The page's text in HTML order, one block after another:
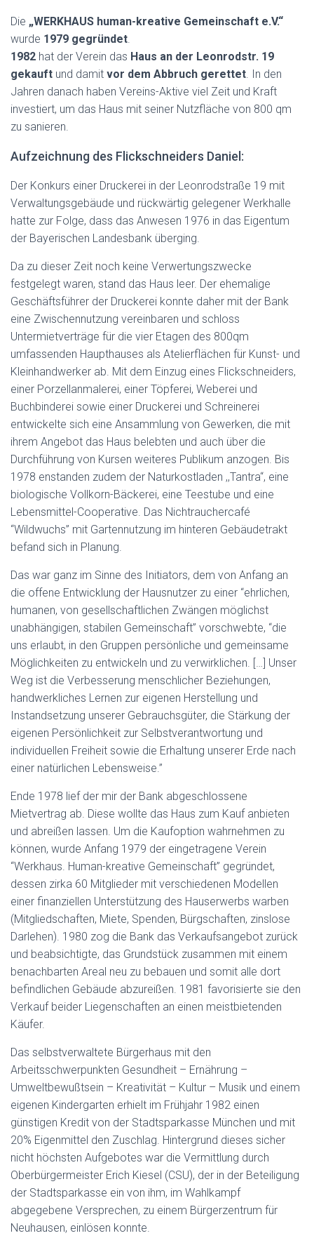
Die „WERKHAUS human-kreative Gemeinschaft e.V.“
wurde 1979 gegründet.
1982 hat der Verein das Haus an der Leonrodstr. 19
gekauft und damit vor dem Abbruch gerettet. In den
Jahren danach haben Vereins-Aktive viel Zeit und Kraft
investiert, um das Haus mit seiner Nutzfläche von 800 qm
zu sanieren.
Aufzeichnung des Flickschneiders Daniel:
Der Konkurs einer Druckerei in der Leonrodstraße 19 mit
Verwaltungsgebäude und rückwärtig gelegener Werkhalle
hatte zur Folge, dass das Anwesen 1976 in das Eigentum
der Bayerischen Landesbank überging.
Da zu dieser Zeit noch keine Verwertungszwecke
festgelegt waren, stand das Haus leer. Der ehemalige
Geschäftsführer der Druckerei konnte daher mit der Bank
eine Zwischennutzung vereinbaren und schloss
Untermietverträge für die vier Etagen des 800qm
umfassenden Haupthauses als Atelierflächen für Kunst- und
Kleinhandwerker ab. Mit dem Einzug eines Flickschneiders,
einer Porzellanmalerei, einer Töpferei, Weberei und
Buchbinderei sowie einer Druckerei und Schreinerei
entwickelte sich eine Ansammlung von Gewerken, die mit
ihrem Angebot das Haus belebten und auch über die
Durchführung von Kursen weiteres Publikum anzogen. Bis
1978 enstanden zudem der Naturkostladen ,,Tantra“, eine
biologische Vollkorn­-Bäckerei, eine Teestube und eine
Lebensmittel-Cooperative. Das Nichtrauchercafé
“Wildwuchs” mit Gartennutzung im hinteren Gebäudetrakt
befand sich in Planung.
Das war ganz im Sinne des Initiators, dem von Anfang an
die offene Entwicklung der Hausnutzer zu einer “ehrlichen,
humanen, von gesellschaftlichen Zwängen möglichst
unabhängigen, stabilen Gemeinschaft” vorschwebte, “die
uns erlaubt, in den Gruppen persönliche und gemeinsame
Möglichkeiten zu entwickeln und zu verwirklichen. […] Unser
Weg ist die Verbesserung menschlicher Beziehungen,
handwerkliches Lernen zur eigenen Herstellung und
Instandsetzung unserer Gebrauchsgüter, die Stärkung der
eigenen Persönlichkeit zur Selbstverantwortung und
individuellen Freiheit sowie die Erhaltung unserer Erde nach
einer natürlichen Lebensweise.”
Ende 1978 lief der mir der Bank abgeschlossene
Mietvertrag ab. Diese wollte das Haus zum Kauf anbieten
und abreißen lassen. Um die Kaufoption wahrnehmen zu
können, wurde Anfang 1979 der eingetragene Verein
“Werkhaus. Human-kreative Gemeinschaft” gegründet,
dessen zirka 60 Mitglieder mit verschiedenen Modellen
einer finanziellen Unterstützung des Hauserwerbs warben
(Mitgliedschaften, Miete, Spenden, Bürgschaften, zinslose
Darlehen). 1980 zog die Bank das Verkaufsangebot zurück
und beabsichtigte, das Grundstück zusammen mit einem
benachbarten Areal neu zu bebauen und somit alle dort
befindlichen Gebäude abzureißen. 1981 favorisierte sie den
Verkauf beider Liegenschaften an einen meistbietenden
Käufer.
Das selbstverwaltete Bürgerhaus mit den
Arbeitsschwerpunkten Gesundheit – Ernährung –
Umweltbewußtsein – Kreativität – Kultur – Musik und einem
eigenen Kindergarten erhielt im Frühjahr 1982 einen
günstigen Kredit von der Stadtsparkasse München und mit
20% Eigenmittel den Zuschlag. Hintergrund dieses sicher
nicht höchsten Aufgebotes war die Vermittlung durch
Oberbürgermeister Erich Kiesel (CSU), der in der Beteiligung
der Stadtsparkasse ein von ihm, im Wahlkampf
abgegebene Versprechen, zu einem Bürgerzentrum für
Neuhausen, einlösen konnte.